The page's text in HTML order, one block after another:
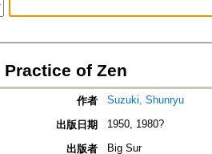
Practice of Zen
作者 Suzuki, Shunryu
出版日期 1950, 1980?
出版者 Big Sur